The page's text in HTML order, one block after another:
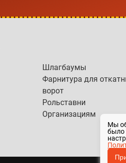
Шлагбаумы
Фарнитура для
ворот
Рольставни
Организациям
Мы
было